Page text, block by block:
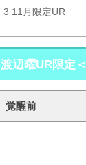
3 11月限定UR
渡辺曜UR限定
覚醒前